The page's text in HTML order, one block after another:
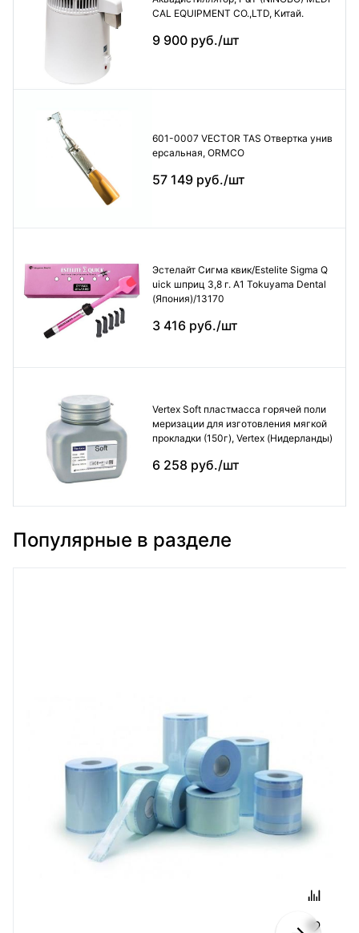
CAL EQUIPMENT CO.,LTD, Китай.
9 900 руб./шт
601-0007 VECTOR TAS Отвертка унив
ерсальная, ORMCO
57 149 руб./шт
Эстелайт Сигма квик/Estelite Sigma Q
uick шприц 3,8 г. А1 Tokuyama Dental
(Япония)/13170
3 416 руб./шт
Vertex Soft пластмасса горячей поли
меризации для изготовления мягкой
прокладки (150г), Vertex (Нидерланды)
6 258 руб./шт
Популярные в разделе